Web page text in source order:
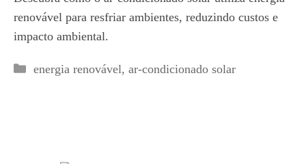
renovável para resfriar ambientes, reduzindo custos e
impacto ambiental.
Categorias
energia renovável, ar-condicionado solar